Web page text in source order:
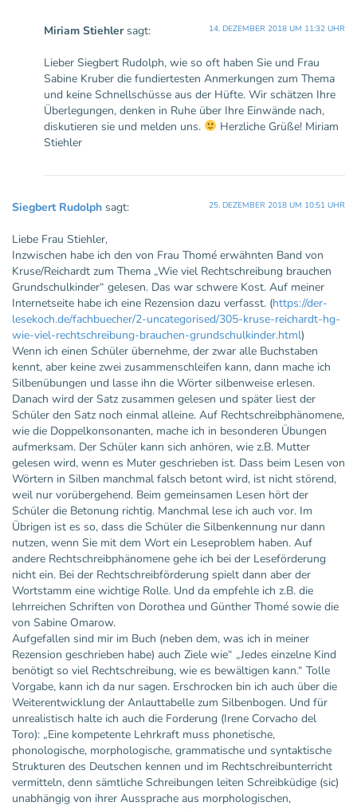
Miriam Stiehler sagt: 14. DEZEMBER 2018 UM 11:32 UHR
Lieber Siegbert Rudolph, wie so oft haben Sie und Frau
Sabine Kruber die fundiertesten Anmerkungen zum Thema
und keine Schnellschüsse aus der Hüfte. Wir schätzen Ihre
Überlegungen, denken in Ruhe über Ihre Einwände nach,
diskutieren sie und melden uns.
Herzliche Grüße! Miriam
Stiehler
Siegbert Rudolph sagt: 25. DEZEMBER 2018 UM 10:51 UHR
Liebe Frau Stiehler,
Inzwischen habe ich den von Frau Thomé erwähnten Band von
Kruse/Reichardt zum Thema „Wie viel Rechtschreibung brauchen
Grundschulkinder“ gelesen. Das war schwere Kost. Auf meiner
Internetseite habe ich eine Rezension dazu verfasst. (https://der-
lesekoch.de/fachbuecher/2-uncategorised/305-kruse-reichardt-hg-
wie-viel-rechtschreibung-brauchen-grundschulkinder.html)
Wenn ich einen Schüler übernehme, der zwar alle Buchstaben
kennt, aber keine zwei zusammenschleifen kann, dann mache ich
Silbenübungen und lasse ihn die Wörter silbenweise erlesen.
Danach wird der Satz zusammen gelesen und später liest der
Schüler den Satz noch einmal alleine. Auf Rechtschreibphänomene,
wie die Doppelkonsonanten, mache ich in besonderen Übungen
aufmerksam. Der Schüler kann sich anhören, wie z.B. Mutter
gelesen wird, wenn es Muter geschrieben ist. Dass beim Lesen von
Wörtern in Silben manchmal falsch betont wird, ist nicht störend,
weil nur vorübergehend. Beim gemeinsamen Lesen hört der
Schüler die Betonung richtig. Manchmal lese ich auch vor. Im
Übrigen ist es so, dass die Schüler die Silbenkennung nur dann
nutzen, wenn Sie mit dem Wort ein Leseproblem haben. Auf
andere Rechtschreibphänomene gehe ich bei der Leseförderung
nicht ein. Bei der Rechtschreibförderung spielt dann aber der
Wortstamm eine wichtige Rolle. Und da empfehle ich z.B. die
lehrreichen Schriften von Dorothea und Günther Thomé sowie die
von Sabine Omarow.
Aufgefallen sind mir im Buch (neben dem, was ich in meiner
Rezension geschrieben habe) auch Ziele wie“ „Jedes einzelne Kind
benötigt so viel Rechtschreibung, wie es bewältigen kann.“ Tolle
Vorgabe, kann ich da nur sagen. Erschrocken bin ich auch über die
Weiterentwicklung der Anlauttabelle zum Silbenbogen. Und für
unrealistisch halte ich auch die Forderung (Irene Corvacho del
Toro): „Eine kompetente Lehrkraft muss phonetische,
phonologische, morphologische, grammatische und syntaktische
Strukturen des Deutschen kennen und im Rechtschreibunterricht
vermitteln, denn sämtliche Schreibungen leiten Schreibküdige (sic)
unabhängig von ihrer Aussprache aus morphologischen,